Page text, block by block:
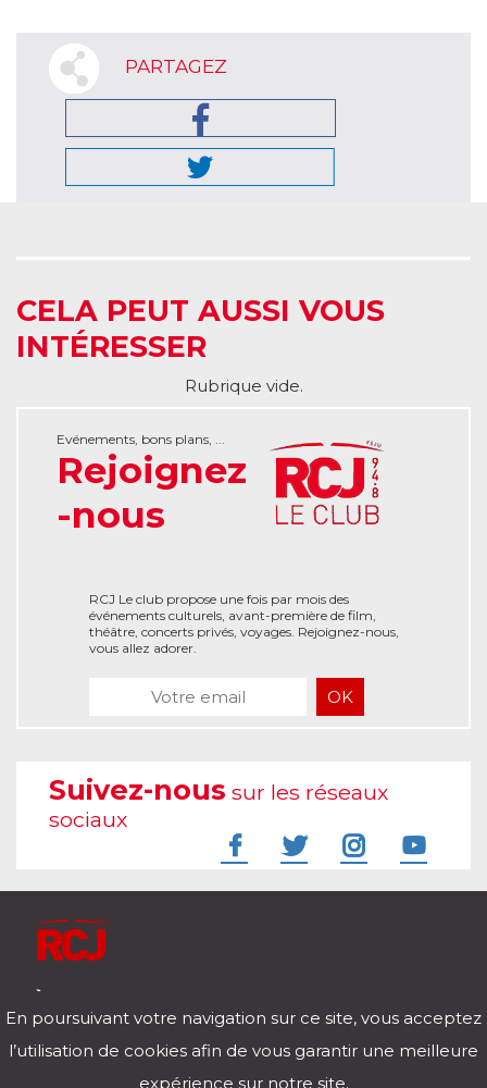
PARTAGEZ
CELA PEUT AUSSI VOUS
INTÉRESSER
Rubrique vide.
Evénements, bons plans, ...
Rejoignez
-nous
RCJ Le club propose une fois par mois des
événements culturels, avant-première de film,
théâtre, concerts privés, voyages. Rejoignez-nous,
vous allez adorer.
Suivez-nous sur les réseaux
sociaux
Télécharger notre application pour iOs et Android
En poursuivant votre navigation sur ce site, vous acceptez
l’utilisation de cookies afin de vous garantir une meilleure
expérience sur notre site.